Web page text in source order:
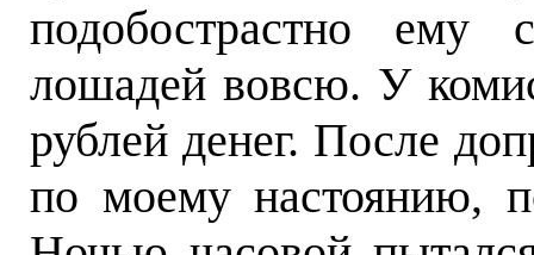
подобострастно ему
лошадей вовсю. У
рублей денег. После
по моему настоянию,